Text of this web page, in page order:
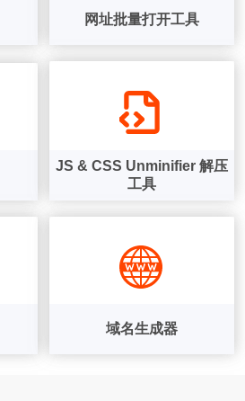
网址批量打开工具
JS & CSS Unminifier 解压
工具
域名生成器